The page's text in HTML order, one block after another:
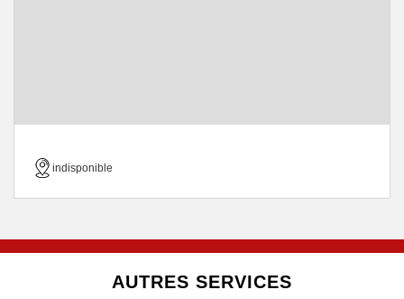
indisponible
AUTRES SERVICES